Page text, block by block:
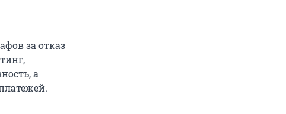
за отказ
а